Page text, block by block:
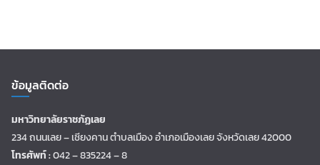
ข้อมูลติดต่อ
มหาวิทยาลัยราชภัฏเลย
234 ถนนเลย – เชียงคาน ตำบลเมือง อำเภอเมืองเลย จังหวัดเลย 42000
โทรศัพท์ :042 – 835224 – 8